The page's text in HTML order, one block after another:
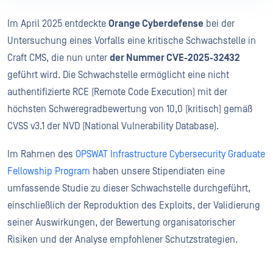
Im April 2025 entdeckte Orange Cyberdefense bei der
Untersuchung eines Vorfalls eine kritische Schwachstelle in
Craft CMS, die nun unter der Nummer CVE-2025-32432
geführt wird. Die Schwachstelle ermöglicht eine nicht
authentifizierte RCE (Remote Code Execution) mit der
höchsten Schweregradbewertung von 10,0 (kritisch) gemäß
CVSS v3.1 der NVD (National Vulnerability Database).
Im Rahmen des OPSWAT Infrastructure Cybersecurity Graduate
Fellowship Program haben unsere Stipendiaten eine
umfassende Studie zu dieser Schwachstelle durchgeführt,
einschließlich der Reproduktion des Exploits, der Validierung
seiner Auswirkungen, der Bewertung organisatorischer
Risiken und der Analyse empfohlener Schutzstrategien.